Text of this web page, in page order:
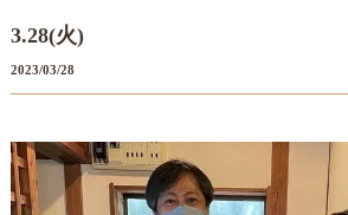
3.28(火)
2023/03/28